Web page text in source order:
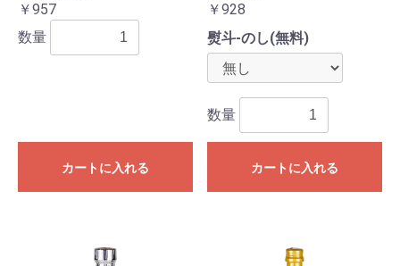
￥957
数量
カートに入れる
￥928
熨斗-のし(無料)
数量
カートに入れる